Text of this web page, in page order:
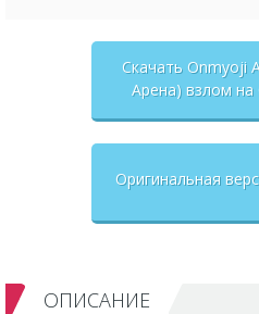
Скачать Onmyoji
Арена) взлом на
Оригинальная
ОПИСАНИЕ